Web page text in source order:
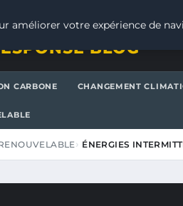
BLOG
CARBONE CHANGEMENT
ÉNERGIES
améliorer votre expérience de